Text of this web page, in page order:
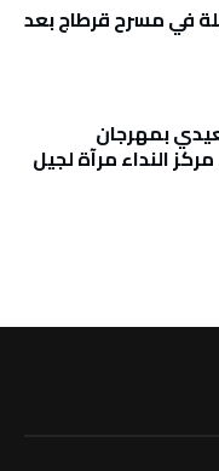
في مسرح قرطاج بعد
بمهرجان
النداء مرآة لجيل